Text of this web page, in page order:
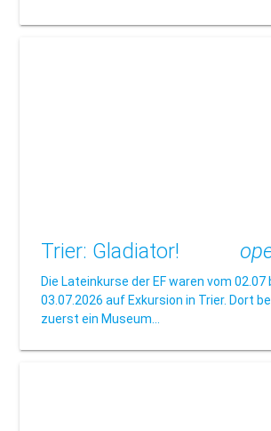
Trier: Gladiator!
Die Lateinkurse der EF waren vom 02.07
03.07.2026 auf Exkursion in Trier. Dort
zuerst ein Museum…